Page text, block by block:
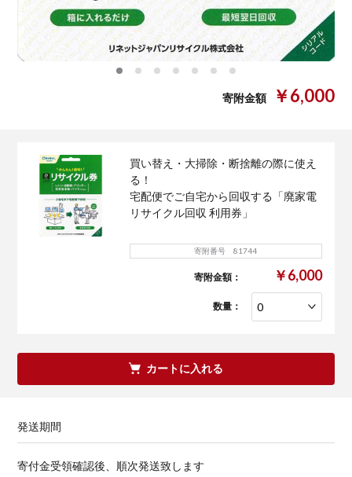
寄附金額 ￥6,000
買い替え・大掃除・断捨離の際に使え
る！
宅配便でご自宅から回収する「廃家電
リサイクル回収 利用券」
寄附番号 81744
寄附金額： ￥6,000
数量：
カートに入れる
発送期間
寄付金受領確認後、順次発送致します